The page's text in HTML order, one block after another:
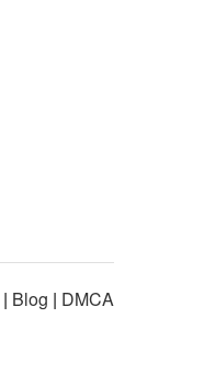
| Blog | DMCA